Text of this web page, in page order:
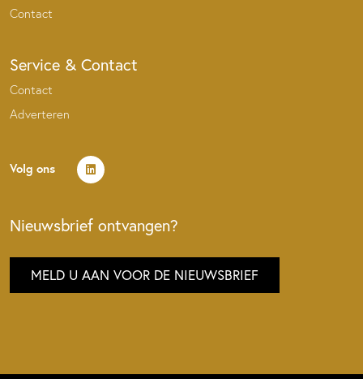
Contact
Service & Contact
Contact
Adverteren
Volg ons
Nieuwsbrief ontvangen?
MELD U AAN VOOR DE NIEUWSBRIEF